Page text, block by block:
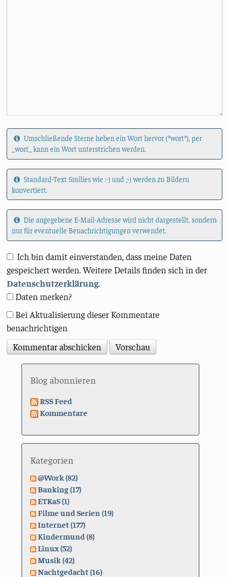
Umschließende Sterne heben ein Wort hervor (*wort*), per
_wort_ kann ein Wort unterstrichen werden.
Standard-Text Smilies wie :-) und ;-) werden zu Bildern
konvertiert.
Die angegebene E-Mail-Adresse wird nicht dargestellt, sondern
nur für eventuelle Benachrichtigungen verwendet.
Ich bin damit einverstanden, dass meine Daten
gespeichert werden. Weitere Details finden sich in der
Datenschutzerklärung.
Daten merken?
Bei Aktualisierung dieser Kommentare
benachrichtigen
Blog abonnieren
RSS Feed
Kommentare
Kategorien
@Work (82)
Banking (17)
ETKaS (1)
Filme und Serien (19)
Internet (177)
Kindermund (8)
Linux (52)
Musik (42)
Nachtgedacht (16)